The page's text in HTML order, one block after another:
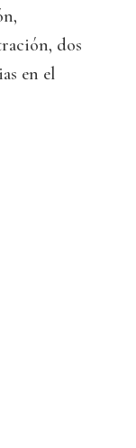
dos
en el